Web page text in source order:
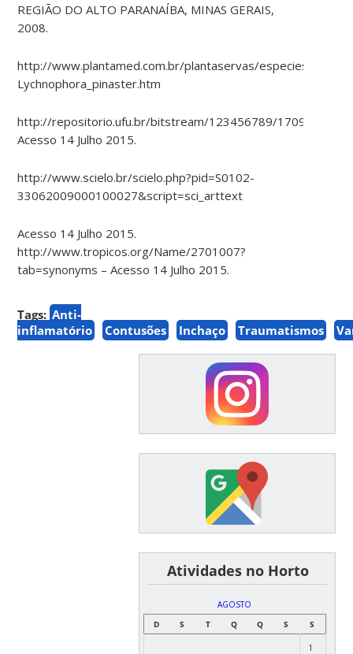
REGIÃO DO ALTO PARANAÍBA, MINAS GERAIS,
2008.
http://www.plantamed.com.br/plantaservas/especies
Lychnophora_pinaster.htm
http://repositorio.ufu.br/bitstream/123456789/1709/1/
Acesso 14 Julho 2015.
http://www.scielo.br/scielo.php?pid=S0102-
33062009000100027&script=sci_arttext
Acesso 14 Julho 2015.
http://www.tropicos.org/Name/2701007?
tab=synonyms – Acesso 14 Julho 2015.
Tags: Anti-
inflamatório
Contusões Inchaço Traumatismos
͏ ͏ ͏ ͏ ͏ ͏Atividades no Horto
AGOSTO
D
S T Q Q S S
1